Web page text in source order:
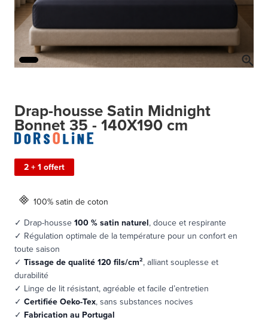
Drap-housse Satin Midnight
Bonnet 35 - 140X190 cm
2 + 1 offert
100% satin de coton
✓ Drap-housse100 % satin naturel, douce et respirante
✓ Régulation optimale de la température pour un confort en
toute saison
✓ Tissage de qualité 120 fils/cm², alliant souplesse et
durabilité
✓ Linge de lit résistant, agréable et facile d’entretien
✓ Certifiée Oeko-Tex, sans substances nocives
✓ Fabrication au Portugal